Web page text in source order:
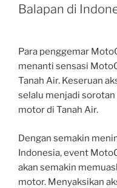
Balapan di
Para penggemar
menanti sensasi
Tanah Air. Keseruan
selalu menjadi
motor di Tanah Air.
Dengan semakin
Indonesia, event
akan semakin
motor. Menyaksikan